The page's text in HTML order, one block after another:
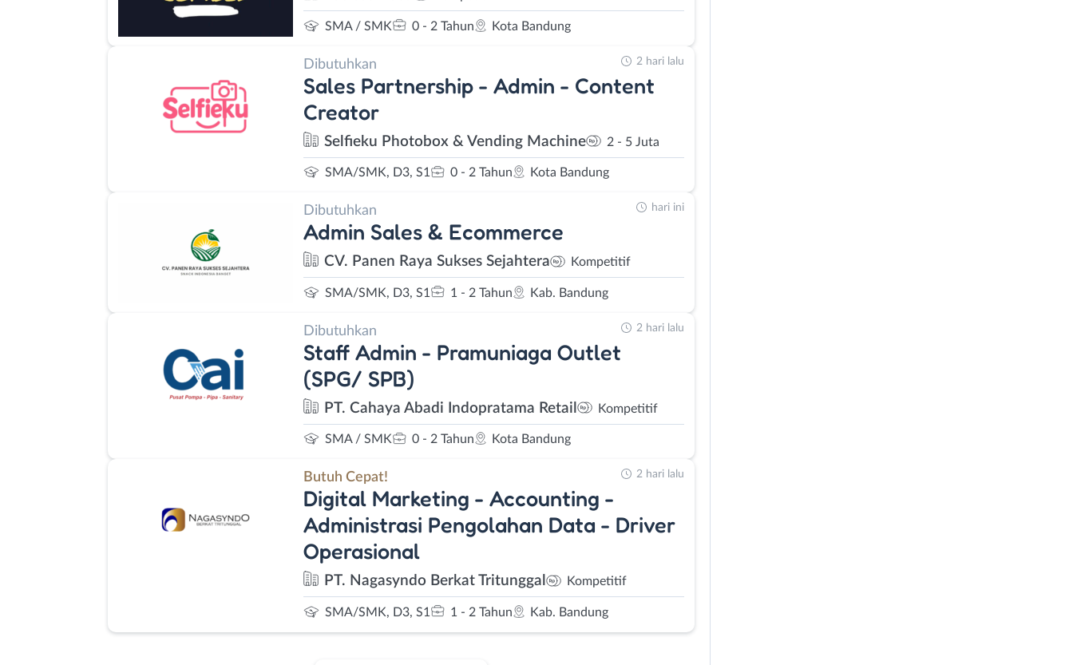
SMA / SMK 0 - 2 Tahun Kota Bandung
Dibutuhkan
Sales Partnership - Admin - Content
Creator
Selfieku Photobox & Vending Machine 2 - 5 Juta
SMA/SMK, D3, S1 0 - 2 Tahun Kota Bandung
2 hari lalu
Dibutuhkan
Admin Sales & Ecommerce
CV. Panen Raya Sukses Sejahtera Kompetitif
SMA/SMK, D3, S1 1 - 2 Tahun Kab. Bandung
hari ini
Dibutuhkan
Staff Admin - Pramuniaga Outlet
(SPG/ SPB)
PT. Cahaya Abadi Indopratama Retail Kompetitif
SMA / SMK 0 - 2 Tahun Kota Bandung
2 hari lalu
Butuh Cepat!
Digital Marketing - Accounting -
Administrasi Pengolahan Data - Driver
Operasional
PT. Nagasyndo Berkat Tritunggal Kompetitif
SMA/SMK, D3, S1 1 - 2 Tahun Kab. Bandung
2 hari lalu